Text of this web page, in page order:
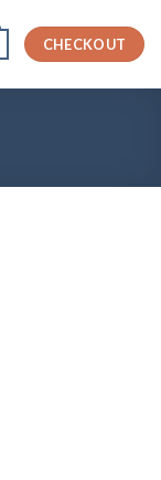
CHECKOUT